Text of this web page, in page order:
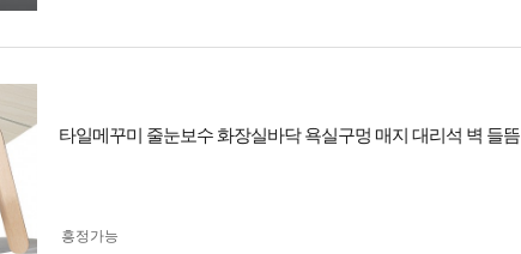
타일메꾸미 줄눈보수 화장실바닥 욕실구멍 매지 대리석 벽 들뜸
흥정가능